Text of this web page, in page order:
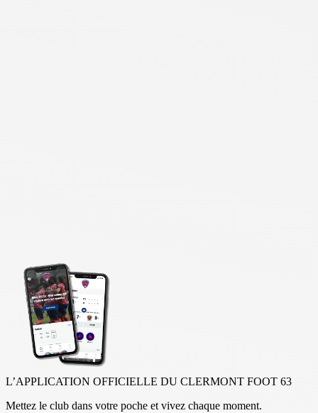
L’APPLICATION OFFICIELLE DU CLERMONT FOOT 63
Mettez le club dans votre poche et vivez chaque moment.